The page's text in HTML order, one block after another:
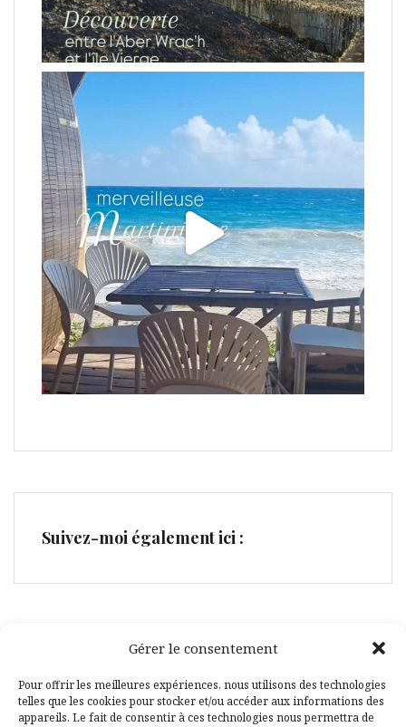
Gérer le consentement
Pour offrir les meilleures expériences, nous utilisons des technologies
telles que les cookies pour stocker et/ou accéder aux informations des
appareils. Le fait de consentir à ces technologies nous permettra de
Suivez-moi également ici :
Facebook
Pinterest